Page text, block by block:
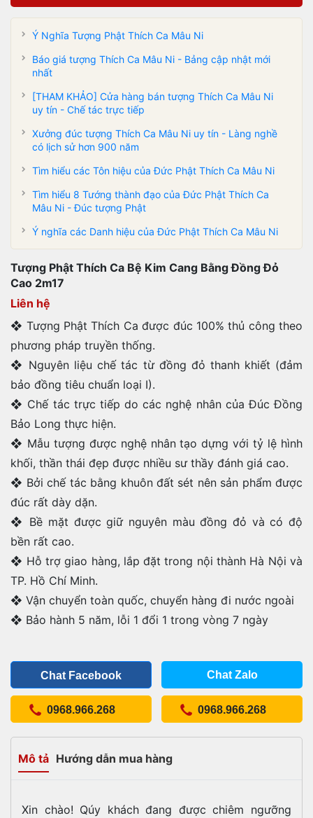
Ý Nghĩa Tượng Phật Thích Ca Mâu Ni
Báo giá tượng Thích Ca Mâu Ni - Bảng cập nhật mới
nhất
[THAM KHẢO] Cửa hàng bán tượng Thích Ca Mâu Ni
uy tín - Chế tác trực tiếp
Xưởng đúc tượng Thích Ca Mâu Ni uy tín - Làng nghề
có lịch sử hơn 900 năm
Tìm hiểu các Tôn hiệu của Đức Phật Thích Ca Mâu Ni
Tìm hiểu 8 Tướng thành đạo của Đức Phật Thích Ca
Mâu Ni - Đúc tượng Phật
Ý nghĩa các Danh hiệu của Đức Phật Thích Ca Mâu Ni
Tượng Phật Thích Ca Bệ Kim Cang Bằng Đồng Đỏ
Cao 2m17
Liên hệ
❖ Tượng Phật Thích Ca được đúc 100% thủ công theo
phương pháp truyền thống.
❖ Nguyên liệu chế tác từ đồng đỏ thanh khiết (đảm
bảo đồng tiêu chuẩn loại I).
❖ Chế tác trực tiếp do các nghệ nhân của Đúc Đồng
Bảo Long thực hiện.
❖ Mẫu tượng được nghệ nhân tạo dựng với tỷ lệ hình
khối, thần thái đẹp được nhiều sư thầy đánh giá cao.
❖ Bởi chế tác bằng khuôn đất sét nên sản phẩm được
đúc rất dày dặn.
❖ Bề mặt được giữ nguyên màu đồng đỏ và có độ
bền rất cao.
❖ Hỗ trợ giao hàng, lắp đặt trong nội thành Hà Nội và
TP. Hồ Chí Minh.
❖ Vận chuyển toàn quốc, chuyển hàng đi nước ngoài
❖ Bảo hành 5 năm, lỗi 1 đổi 1 trong vòng 7 ngày
Chat Facebook Chat Zalo
0968.966.268 0968.966.268
Mô tả Hướng dẫn mua hàng
Xin chào! Qúy khách đang được chiêm ngưỡng